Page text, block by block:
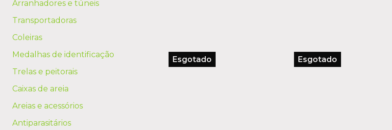
Arranhadores e túneis
Transportadoras
Coleiras
Medalhas de identificação
Trelas e peitorais
Caixas de areia
Areias e acessórios
Antiparasitários
Esgotado Esgotado